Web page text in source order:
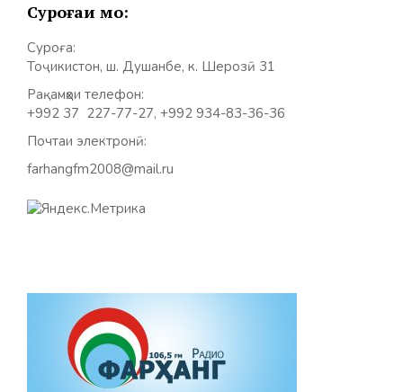
Суроғаи мо:
Суроға:
Тоҷикистон, ш. Душанбе, к. Шерозӣ 31
Рақамҳои телефон:
+992 37 227-77-27, +992 934-83-36-36
Почтаи электронӣ:
farhangfm2008@mail.ru